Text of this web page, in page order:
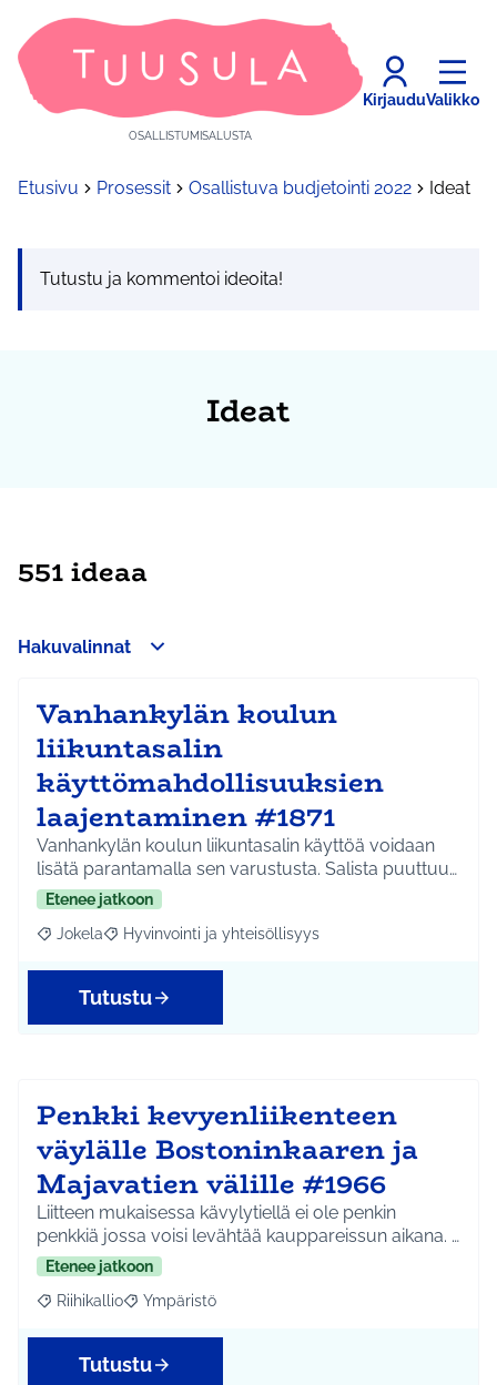
OSALLISTUMISALUSTA
KirjauduValikko
Etusivu Prosessit Osallistuva budjetointi 2022 Ideat
Tutustu ja kommentoi ideoita!
Ideat
551 ideaa
Hakuvalinnat
Vanhankylän koulun
liikuntasalin
käyttömahdollisuuksien
laajentaminen #1871
Vanhankylän koulun liikuntasalin käyttöä voidaan
lisätä parantamalla sen varustusta. Salista puuttuu…
Etenee jatkoon
Rajaa tulokset aihepiirin mukaan: Jokela
Jokela Rajaa tulokset teeman mukaan: Hyvinvointi ja
Hyvinvointi ja yhteisöllisyys
Tutustu
Penkki kevyenliikenteen
väylälle Bostoninkaaren ja
Majavatien välille #1966
Liitteen mukaisessa kävylytiellä ei ole penkin
penkkiä jossa voisi levähtää kauppareissun aikana. …
Etenee jatkoon
Rajaa tulokset aihepiirin mukaan: Riihikallio
Riihikallio Rajaa tulokset teeman mukaan: Ympäristö
Ympäristö
Tutustu